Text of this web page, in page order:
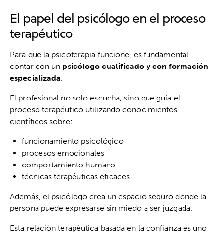
El papel del psicólogo en el proceso
terapéutico
Para que la psicoterapia funcione, es fundamental
contar con un psicólogo cualificado y con formación
especializada
El profesional no solo escucha, sino que guía el
proceso terapéutico utilizando conocimientos
científicos sobre:
funcionamiento psicológico
procesos emocionales
comportamiento humano
técnicas terapéuticas eficaces
Además, el psicólogo crea un espacio seguro donde la
persona puede expresarse sin miedo a ser juzgada.
Esta relación terapéutica basada en la confianza es uno